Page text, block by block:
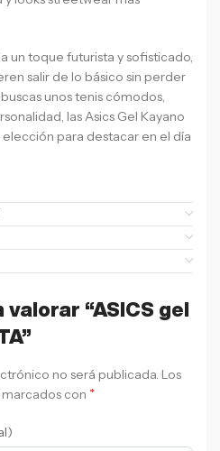
un toque futurista y sofisticado,
salir de lo básico sin perder
unos tenis cómodos,
las Asics Gel Kayano
para destacar en el día
“ASICS gel
no será publicada. Los
con *